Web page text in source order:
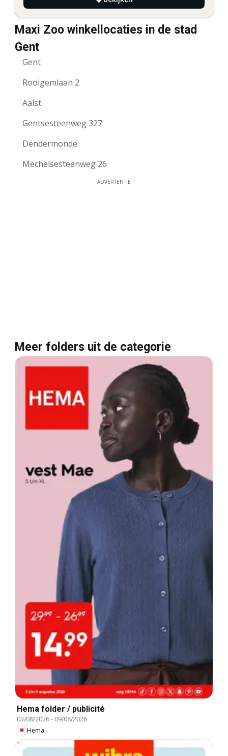
Maxi Zoo winkellocaties in de stad
Gent
Gent
Rooigemlaan 2
Aalst
Gentsesteenweg 327
Dendermonde
Mechelsesteenweg 26
ADVERTENTIE
Meer folders uit de categorie
Hema folder / publicité
03/08/2026- 09/08/2026
Hema